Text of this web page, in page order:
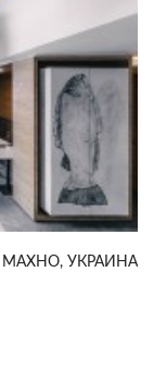
МАХНО, УКРАИНА